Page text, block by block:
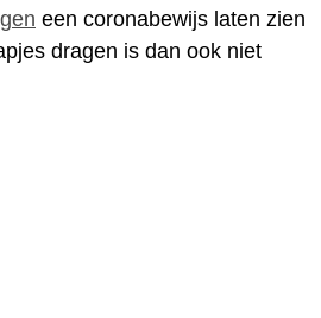
een coronabewijs laten zien
dragen is dan ook niet